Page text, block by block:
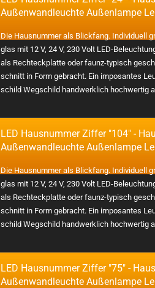
Au­ßen­wand­leuch­te Au­ßen­lam­pe
Die Haus­num­mer als Blick­fang. In­di­vi­du­ell
glas mit 12 V, 24 V, 230 Volt LED-​
als Recht­eck­plat­te oder faunz-​typisch
schnitt in Form ge­bracht. Ein im­po­san­tes
schild Weg­schild hand­werk­lich hoch­wer­tig
LED Haus­num­mer Zif­fer "104" -
Au­ßen­wand­leuch­te Au­ßen­lam­pe
Die Haus­num­mer als Blick­fang. In­di­vi­du­ell
glas mit 12 V, 24 V, 230 Volt LED-​
als Recht­eck­plat­te oder faunz-​typisch
schnitt in Form ge­bracht. Ein im­po­san­tes
schild Weg­schild hand­werk­lich hoch­wer­tig
LED Haus­num­mer Zif­fer "75" -
Au­ßen­wand­leuch­te Au­ßen­lam­pe